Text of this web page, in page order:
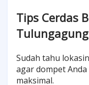
Tips Cerdas
Tulungagung
Sudah tahu
agar dompet
maksimal.